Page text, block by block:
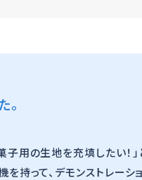
。
用の生地を充填したい！
持って、デモンストレーシ